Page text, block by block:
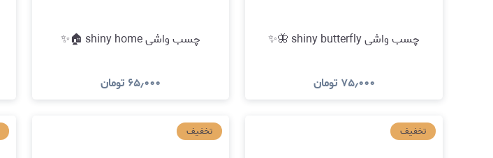
چسب واشی shiny butterfly 🦋✨
۷۵٫۰۰۰ تومان
چسب واشی shiny home 🏠✨
۶۵٫۰۰۰ تومان
تخفیف تخفیف